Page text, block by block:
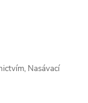
Nasávací